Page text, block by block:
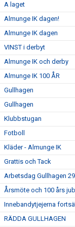
A laget
Almunge IK dagen!
Almunge IK dagen
VINST i derbyt
Almunge IK och derby
Almunge IK 100 ÅR
Gullhagen
Gullhagen
Klubbstugan
Fotboll
Kläder - Almunge IK
Grattis och Tack
Arbetsdag Gullhagen
Årsmöte och 100 års
Innebandytjejerna
RÄDDA GULLHAGEN